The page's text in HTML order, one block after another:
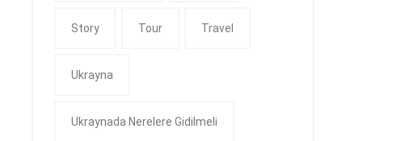
Story Tour Travel
Ukrayna
Ukraynada Nerelere Gidilmeli